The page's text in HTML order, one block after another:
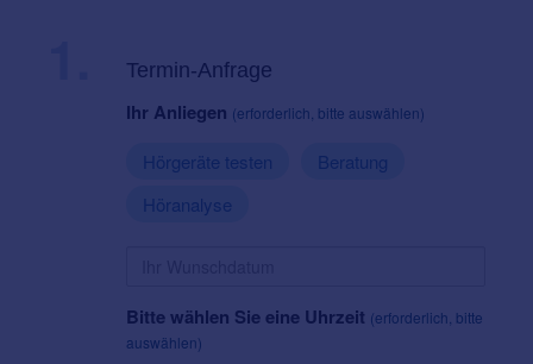
Termin-Anfrage
Ihr Anliegen (erforderlich, bitte auswählen)
Hörgeräte testen
Beratung
Höranalyse
Bitte wählen Sie eine Uhrzeit (erforderlich, bitte
auswählen)